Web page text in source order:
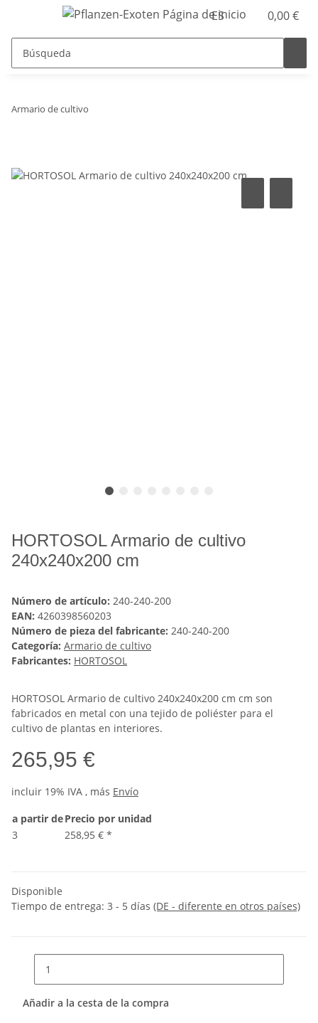
ES 0,00 €
Armario de cultivo
HORTOSOL Armario de cultivo
240x240x200 cm
Número de artículo: 240-240-200
EAN: 4260398560203
Número de pieza del fabricante: 240-240-200
Categoría: Armario de cultivo
Fabricantes: HORTOSOL
HORTOSOL Armario de cultivo 240x240x200 cm cm son
fabricados en metal con una tejido de poliéster para el
cultivo de plantas en interiores.
265,95 €
incluir 19% IVA , más Envío
a partir dePrecio por unidad
3
258,95 € *
Disponible
Tiempo de entrega: 3 - 5 días (DE - diferente en otros países)
Añadir a la cesta de la compra